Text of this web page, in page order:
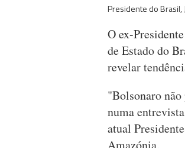
Presidente do Brasil,
O ex-
de Estado do
revelar
"Bolsonaro
numa
atual